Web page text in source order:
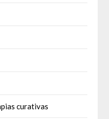
curativas